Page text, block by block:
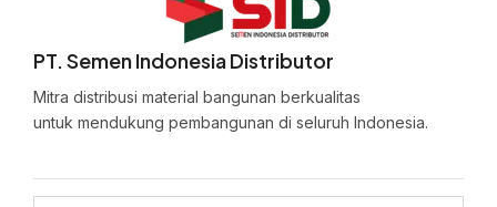
PT. Semen Indonesia Distributor
Mitra distribusi material bangunan berkualitas
untuk mendukung pembangunan di seluruh Indonesia.